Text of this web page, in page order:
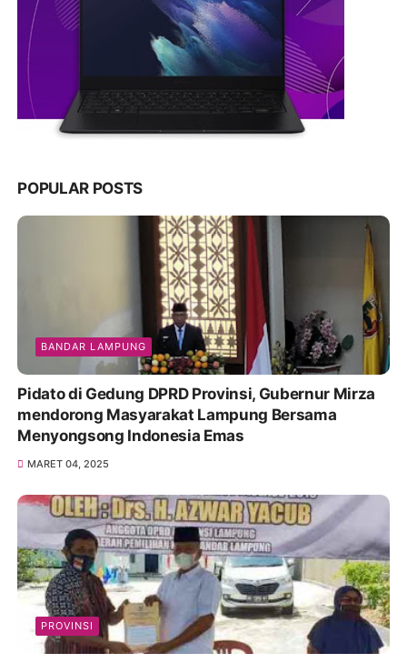
POPULAR POSTS
BANDAR LAMPUNG
Pidato di Gedung DPRD Provinsi, Gubernur Mirza
mendorong Masyarakat Lampung Bersama
Menyongsong Indonesia Emas
MARET 04, 2025
PROVINSI